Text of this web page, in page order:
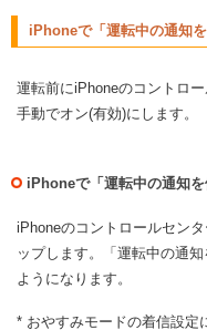
iPhoneで「運転中の通知
運転前にiPhoneのコントロ
手動でオン(有効)にします。
iPhoneで「運転中の通知
iPhoneのコントロールセン
ップします。「運転中の通
ようになります。
* おやすみモードの着信設定